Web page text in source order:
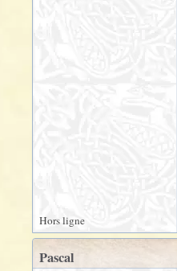
Hors ligne
Pascal